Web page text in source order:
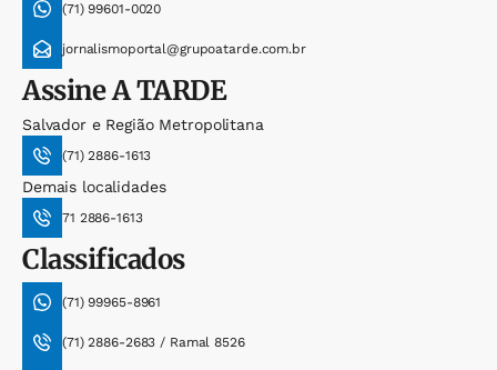
(71) 99601-0020
jornalismoportal@grupoatarde.com.br
AssineA TARDE
Salvador e Região Metropolitana
(71) 2886-1613
Demais localidades
71 2886-1613
Classificados
(71) 99965-8961
(71) 2886-2683 / Ramal 8526